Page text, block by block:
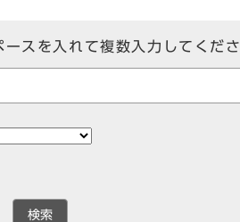
スを入れて複数入力してくだ
検索